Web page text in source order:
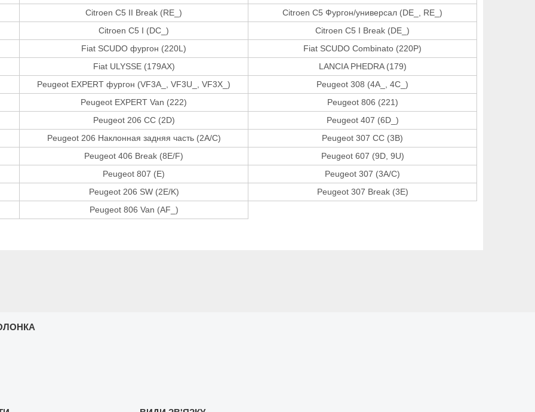
Citroen C5 II Break (RE_)
Citroen C5 Фургон/универсал (DE_, RE_)
Citroen C5 I (DC_)
Citroen C5 I Break (DE_)
Fiat SCUDO фургон (220L)
Fiat SCUDO Combinato (220P)
Fiat ULYSSE (179AX)
LANCIA PHEDRA (179)
Peugeot EXPERT фургон (VF3A_, VF3U_, VF3X_)
Peugeot 308 (4A_, 4C_)
Peugeot EXPERT Van (222)
Peugeot 806 (221)
Peugeot 206 CC (2D)
Peugeot 407 (6D_)
Peugeot 206 Наклонная задняя часть (2A/C)
Peugeot 307 CC (3B)
Peugeot 406 Break (8E/F)
Peugeot 607 (9D, 9U)
Peugeot 807 (E)
Peugeot 307 (3A/C)
Peugeot 206 SW (2E/K)
Peugeot 307 Break (3E)
Peugeot 806 Van (AF_)